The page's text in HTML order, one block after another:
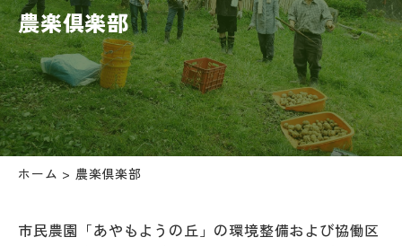
農楽倶楽部
ホーム > 農楽倶楽部
市民農園「あやもようの丘」の環境整備および協働区